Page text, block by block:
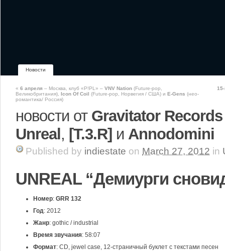
Новости
« 6 апреля – Москва, клуб «P!PL» – VNV Nation (Future-pop,
Великобритания), Icon Of Coil (Future-pop, Норвегия / США) и E-Gens (нео-
романтика/ Россия)
новости от Gravitator Records
Unreal , [T.3.R] и Annodomini
Published by indiestate on March 27, 2012 in
UNREAL “Демиурги
Номер: GRR 132
Год: 2012
Жанр: gothic / industrial
Время звучания: 58:07
Формат: CD, jewel case, 12-страничный буклет с текстами песен